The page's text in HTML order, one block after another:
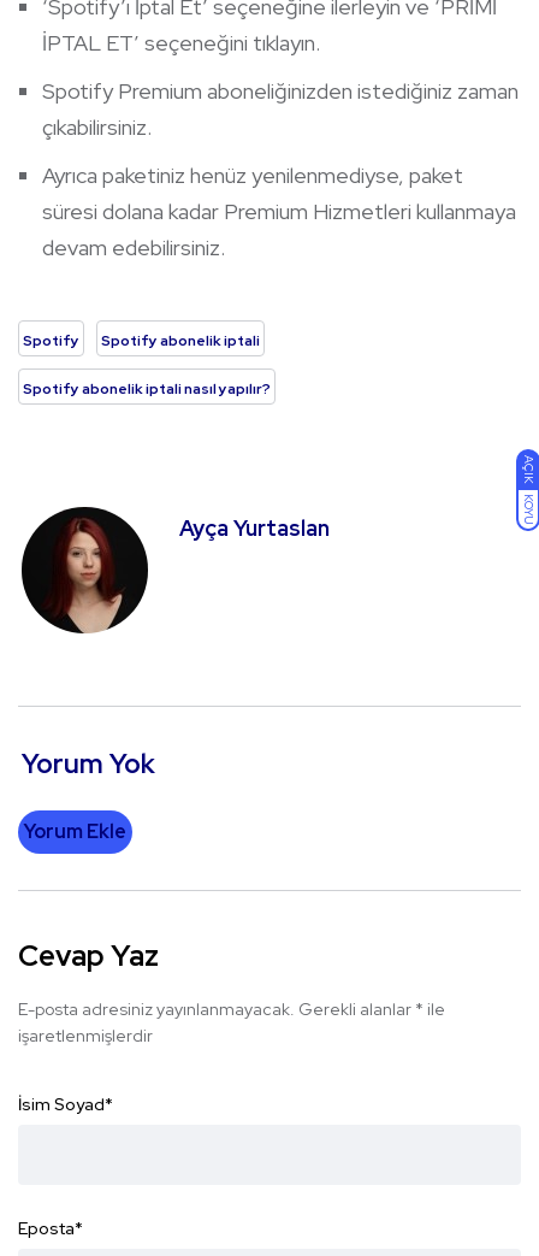
AÇIK
KOYU
‘Spotify’ı İptal Et’ seçeneğine ilerleyin ve ‘PRİMİ
İPTAL ET’ seçeneğini tıklayın.
Spotify Premium aboneliğinizden istediğiniz zaman
çıkabilirsiniz.
Ayrıca paketiniz henüz yenilenmediyse, paket
süresi dolana kadar Premium Hizmetleri kullanmaya
devam edebilirsiniz.
Spotify Spotify abonelik iptali
Spotify abonelik iptali nasıl yapılır?
Ayça Yurtaslan
Yorum Yok
Yorum Ekle
Cevap Yaz
E-posta adresiniz yayınlanmayacak. Gerekli alanlar * ile
işaretlenmişlerdir
İsim Soyad*
Eposta*